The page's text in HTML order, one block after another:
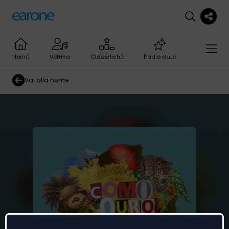
Home Vetrina Classifiche Radio date
Vai alla home